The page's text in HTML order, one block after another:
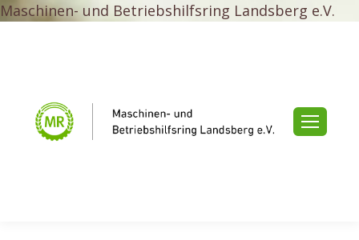
Maschinen- und Betriebshilfsring Landsberg e.V.